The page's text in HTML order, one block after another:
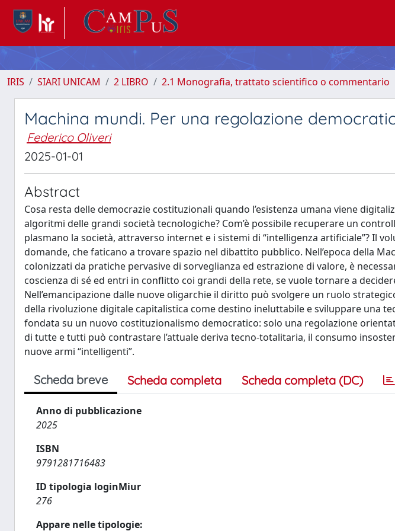
IRIS SIARI UNICAM 2 LIBRO 2.1 Monografia, trattato scientifico o commentario
Machina mundi. Per una regolazione
Federico Oliveri
2025-01-01
Abstract
Cosa resta delle democrazie costituzionali quando l’esistenza umana viene
algoritmi delle grandi società tecnologiche? Com’è possibile recuperare un
plasmano la società, attraverso internet e i sistemi di “intelligenza artificiale”? Il
domande, che faticano a trovare spazio nel dibattito pubblico. Nell’epoca della
colonizzati da pratiche pervasive di sorveglianza ed estrazione di valore, è
coscienza di sé ed entri in conflitto coi grandi della rete, se vuole tornare a
Nell’emancipazione dalle nuove oligarchie il diritto può svolgere un ruolo
della rivoluzione digitale capitalistica come destino ineluttabile e sviluppare una
fondata su un nuovo costituzionalismo democratico: solo una regolazione
di tutte e tutti può contrastare l’attuale deriva tecno-totalitaria, il consumo
nuove armi “intelligenti”.
Scheda breve Scheda completa Scheda completa (DC)
Anno di pubblicazione
2025
ISBN
9791281716483
ID tipologia loginMiur
276
Appare nelle tipologie: